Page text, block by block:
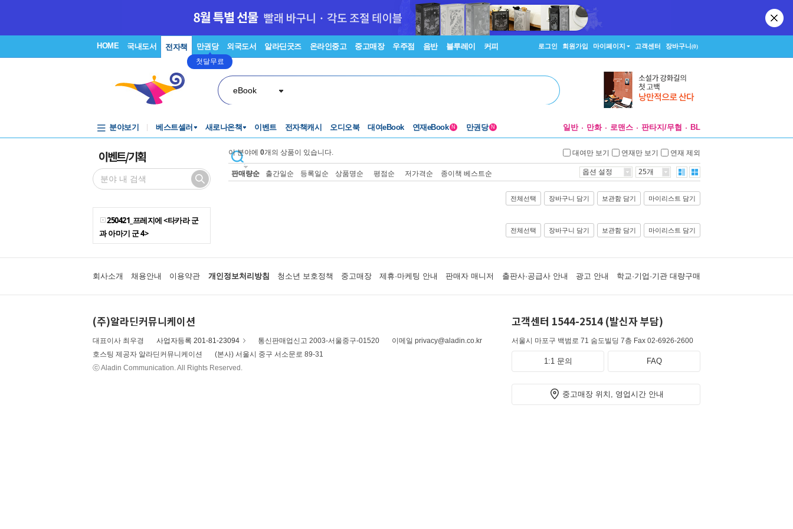
HOME 국내도서 전자책 만권당
첫달무료
외국도서 알라딘굿즈 온라인중고 중고매장 우주점 음반 블루레이 커피 로그인 회원가입 마이페이지 고객센터 장바구니(0)
eBook
분야보기 베스트셀러 새로나온책 이벤트 전자책캐시 오디오북 대여eBook 연재eBook N 만권당 N 일반 만화 로맨스 판타지/무협 BL
이벤트/기획
250421_프레지에 <타카라 군
과 아마기 군 4>
이 분야에 0개의 상품이 있습니다. 대여만 보기 연재만 보기 연재 제외
판매량순 출간일순 등록일순 상품명순 평점순 저가격순 종이책 베스트순 옵션 설정 25개
전체선택 장바구니 담기 보관함 담기 마이리스트 담기
전체선택 장바구니 담기 보관함 담기 마이리스트 담기
회사소개 채용안내 이용약관 개인정보처리방침 청소년 보호정책 중고매장 제휴·마케팅 안내 판매자 매니저 출판사·공급사 안내 광고 안내 학교·기업·기관 대량구매
(주)알라딘커뮤니케이션
대표이사 최우경 사업자등록 201-81-23094 통신판매업신고 2003-서울중구-01520
이메일 privacy@aladin.co.kr
호스팅 제공자 알라딘커뮤니케이션
(본사) 서울시 중구 서소문로 89-31
ⓒ Aladin Communication. All Rights Reserved.
고객센터 1544-2514 (발신자 부담)
서울시 마포구 백범로 71 숨도빌딩 7층 Fax 02-6926-2600
1:1 문의 FAQ
중고매장 위치, 영업시간 안내